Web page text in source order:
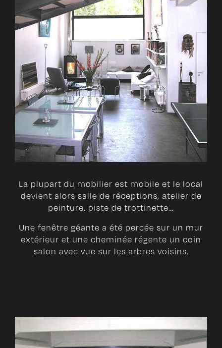
La plupart du mobilier est mobile et le local
devient alors salle de réceptions, atelier de
peinture, piste de trottinette…
Une fenêtre géante a été percée sur un mur
extérieur et une cheminée régente un coin
salon avec vue sur les arbres voisins.